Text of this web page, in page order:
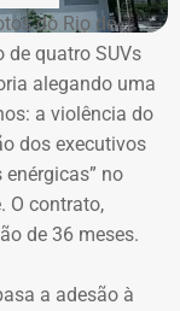
e
Financeira do
ao
a base
do Rio de
quatro SUVs
alegando uma
a violência do
dos executivos
no
O contrato,
de 36 meses.
a adesão à